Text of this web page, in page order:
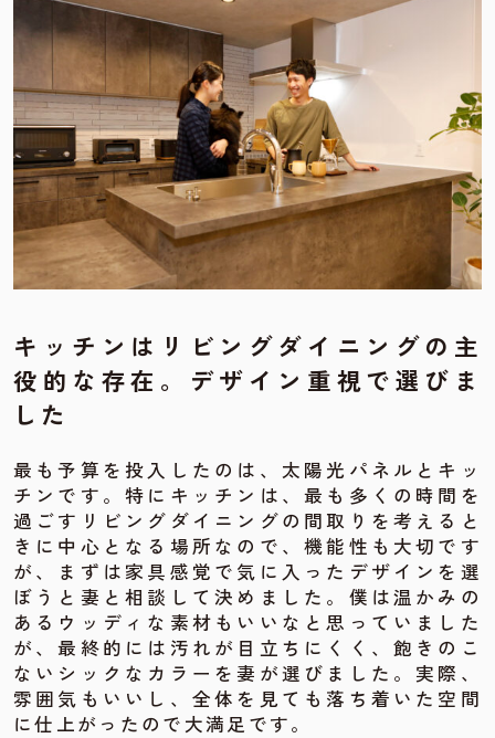
キッチンはリビングダイニングの主
役的な存在。デザイン重視で選びま
し た
最も予算を投入したのは、太陽光パネルとキッ
チンです。特にキッチンは、最も多くの時間を
過ごすリビングダイニングの間取りを考えると
きに中心となる場所なので、機能性も大切です
が、まずは家具感覚で気に入ったデザインを選
ぼうと妻と相談して決めました。僕は温かみの
あるウッディな素材もいいなと思っていました
が、最終的には汚れが目立ちにくく、飽きのこ
ないシックなカラーを妻が選びました。実際、
雰囲気もいいし、全体を見ても落ち着いた空間
に仕上がったので大満足です。